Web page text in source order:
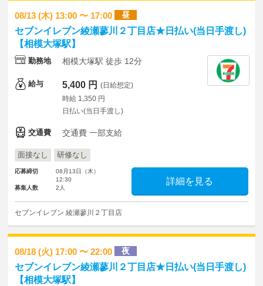
08/13 (木) 13:00 〜 17:00 昼
セブンイレブン綾瀬蓼川２丁目店★日払い(当日手渡し)
【相模大塚駅】
勤務地 相模大塚駅 徒歩 12分
給与 5,400 円 (日給想定)
時給 1,350 円
日払い(当日手渡し)
交通費 交通費 一部支給
面接なし 研修なし
応募締切
08月13日（木）
12:30
募集人数
2人
詳細を見る
セブンイレブン 綾瀬蓼川２丁目店
08/18 (火) 17:00 〜 22:00 夜
セブンイレブン綾瀬蓼川２丁目店★日払い(当日手渡し)
【相模大塚駅】